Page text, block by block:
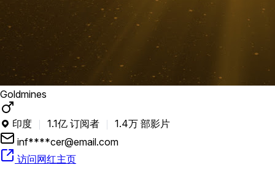
Goldmines
 印度 1.1亿 订阅者
1.4万 部影片
inf****cer@email.com
访问网红主页